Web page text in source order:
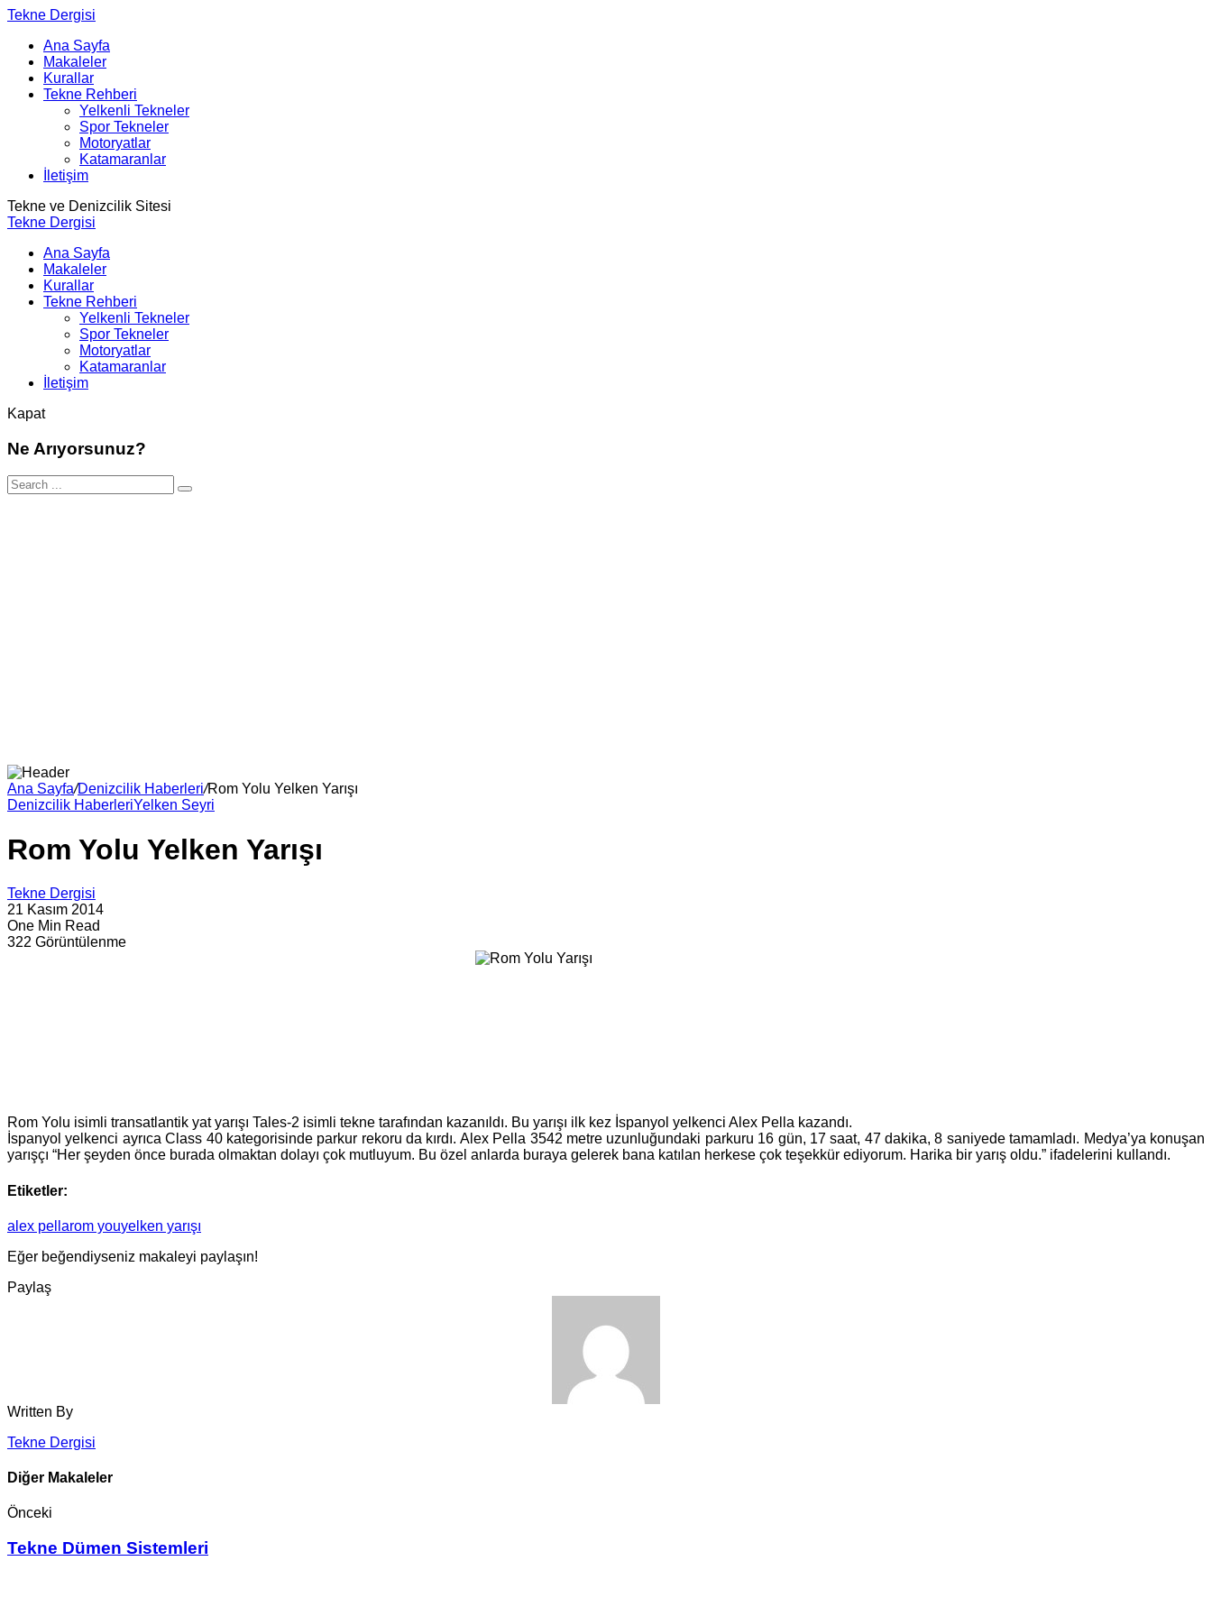
Tekne Dergisi
Ana Sayfa
Makaleler
Kurallar
Tekne Rehberi
Yelkenli Tekneler
Spor Tekneler
Motoryatlar
Katamaranlar
İletişim
Tekne ve Denizcilik Sitesi
Tekne Dergisi
Ana Sayfa
Makaleler
Kurallar
Tekne Rehberi
Yelkenli Tekneler
Spor Tekneler
Motoryatlar
Katamaranlar
İletişim
Kapat
Ne Arıyorsunuz?
Ana Sayfa/Denizcilik Haberleri/Rom Yolu Yelken Yarışı
Denizcilik HaberleriYelken Seyri
Rom Yolu Yelken Yarışı
Tekne Dergisi
21 Kasım 2014
One Min Read
322 Görüntülenme
Rom Yolu isimli transatlantik yat yarışı Tales-2 isimli tekne tarafından kazanıldı. Bu yarışı ilk kez İspanyol yelkenci Alex Pella kazandı.
İspanyol yelkenci ayrıca Class 40 kategorisinde parkur rekoru da kırdı. Alex Pella 3542 metre uzunluğundaki parkuru 16 gün, 17 saat, 47 dakika, 8 saniyede tamamladı. Medya’ya konuşan
yarışçı “Her şeyden önce burada olmaktan dolayı çok mutluyum. Bu özel anlarda buraya gelerek bana katılan herkese çok teşekkür ediyorum. Harika bir yarış oldu.” ifadelerini kullandı.
Etiketler:
alex pellarom youyelken yarışı
Eğer beğendiyseniz makaleyi paylaşın!
Paylaş
Written By
Tekne Dergisi
Diğer Makaleler
Önceki
Tekne Dümen Sistemleri